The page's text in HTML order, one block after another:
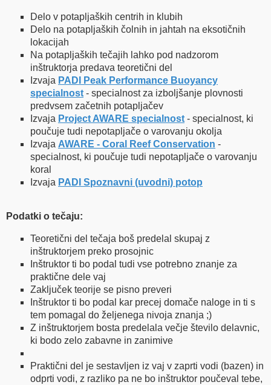
Delo v potapljaških centrih in klubih
Delo na potapljaških čolnih in jahtah na eksotičnih
lokacijah
Na potapljaških tečajih lahko pod nadzorom
inštruktorja predava teoretični del
Izvaja PADI Peak Performance Buoyancy
specialnost - specialnost za izboljšanje plovnosti
predvsem začetnih potapljačev
Izvaja Project AWARE specialnost - specialnost, ki
poučuje tudi nepotapljače o varovanju okolja
Izvaja AWARE - Coral Reef Conservation -
specialnost, ki poučuje tudi nepotapljače o varovanju
koral
Izvaja PADI Spoznavni (uvodni) potop
Podatki o tečaju:
Teoretični del tečaja boš predelal skupaj z
inštruktorjem preko prosojnic
Inštruktor ti bo podal tudi vse potrebno znanje za
praktične dele vaj
Zaključek teorije se pisno preveri
Inštruktor ti bo podal kar precej domače naloge in ti s
tem pomagal do željenega nivoja znanja ;)
Z inštruktorjem bosta predelala večje število delavnic,
ki bodo zelo zabavne in zanimive
Praktični del je sestavljen iz vaj v zaprti vodi (bazen) in
odprti vodi, z razliko pa ne bo inštruktor poučeval tebe,